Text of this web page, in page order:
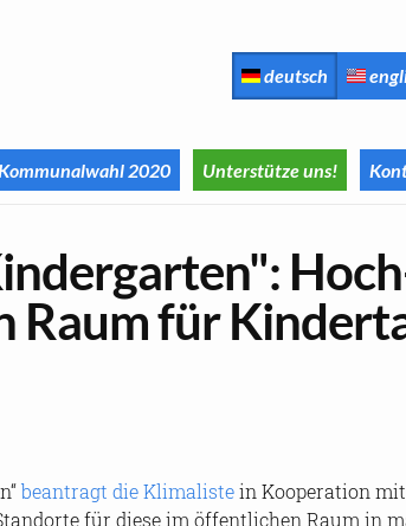
deutsch
2020 Unterstütze uns!
Raum für
be­an­tragt die Kli­ma­lis­tein Ko­ope­ra­ti­on
für diese im öf­fent­li­chen Raum in